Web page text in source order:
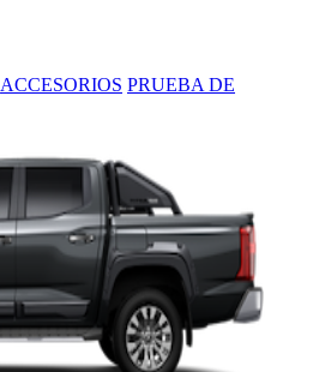
ACCESORIOS PRUEBA DE